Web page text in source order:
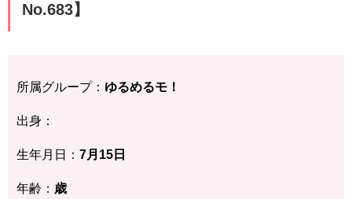
No.683】
所属グループ： ゆるめるモ！
出身：
生年月日： 7月15日
年齢： 歳